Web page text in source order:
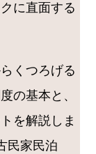
に直面する
くつろげる
の基本と、
を解説しま
民家民泊